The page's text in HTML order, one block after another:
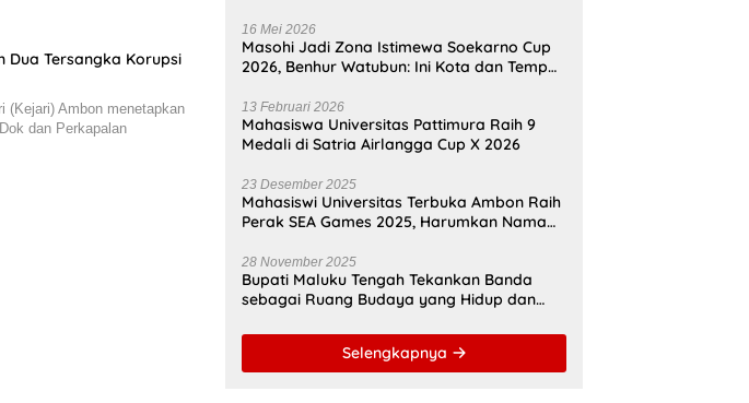
Dua Tersangka Korupsi
(Kejari) Ambon menetapkan
dan Perkapalan
Pamahanunusa
16 Mei 2026
Masohi Jadi Zona Istimewa Soekarno Cup
2026, Benhur Watubun: Ini Kota dan Tempat
13 Februari 2026
Mahasiswa Universitas Pattimura Raih 9
Medali di Satria Airlangga Cup X 2026
23 Desember 2025
Mahasiswi Universitas Terbuka Ambon Raih
Perak SEA Games 2025, Harumkan Nama
28 November 2025
Bupati Maluku Tengah Tekankan Banda
sebagai Ruang Budaya yang Hidup dan
Selengkapnya